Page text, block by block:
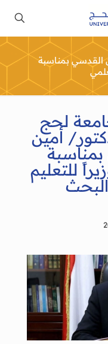
القدسي بمناسبة
لحج
أمين
للتعليم